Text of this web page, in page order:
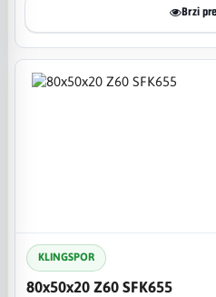
Brzi
KLINGSPOR
80x50x20 Z60 SFK655